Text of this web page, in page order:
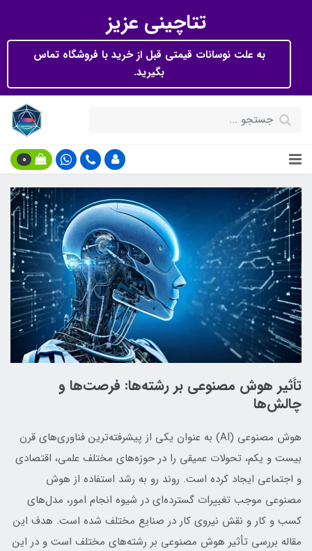
تتاچینی عزیز
به علت نوسانات قیمتی قبل از خرید با فروشگاه تماس
بگیرید.
0
تأثیر هوش مصنوعی بر رشته‌ها: فرصت‌ها و
چالش‌ها
هوش مصنوعی (AI) به عنوان یکی از پیشرفته‌ترین فناوری‌های قرن
بیست و یکم، تحولات عمیقی را در حوزه‌های مختلف علمی، اقتصادی
و اجتماعی ایجاد کرده است. روند رو به رشد استفاده از هوش
مصنوعی موجب تغییرات گسترده‌ای در شیوه انجام امور، مدل‌های
کسب و کار و نقش نیروی کار در صنایع مختلف شده است. هدف این
مقاله بررسی تأثیر هوش مصنوعی بر رشته‌های مختلف است و در این